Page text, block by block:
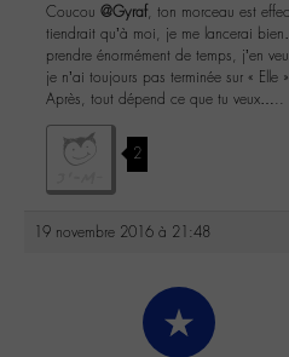
Coucou @Gyraf , ton morceau est
tiendrait qu’à moi, je me lancerai
prendre énormément de temps, j’en
je n’ai toujours pas terminée sur « Elle
Après, tout dépend ce que tu veux…..
2
19 novembre 2016 à 21:48